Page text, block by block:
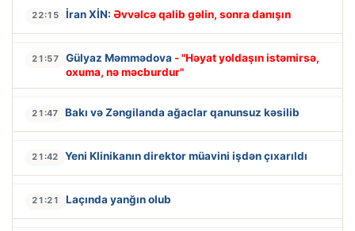
22:15 İran XİN: Əvvəlcə qalib gəlin, sonra danışın
21:57 Gülyaz Məmmədova - "Həyat yoldaşın istəmirsə,
oxuma, nə məcburdur"
21:47 Bakı və Zəngilanda ağaclar qanunsuz kəsilib
21:42 Yeni Klinikanın direktor müavini işdən çıxarıldı
21:21 Laçında yanğın olub